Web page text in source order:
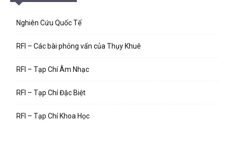
Nghiên Cứu Quốc Tế
RFI – Các bài phỏng vấn của Thụy Khuê
RFI – Tạp Chí Âm Nhạc
RFI – Tạp Chí Đặc Biệt
RFI – Tạp Chí Khoa Học